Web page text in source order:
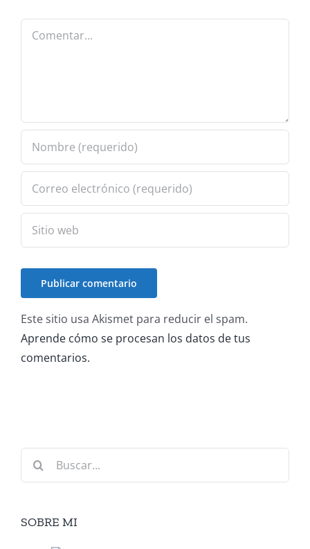
Comentar
Este sitio usa Akismet para reducir el spam.
Aprende cómo se procesan los datos de tus
comentarios.
Buscar:
SOBRE MI